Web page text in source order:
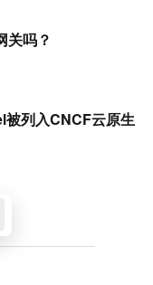
关吗？
列入CNCF云原生